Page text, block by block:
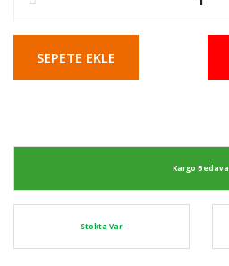
SEPETE EKLE
Kargo Bedava
Stokta Var